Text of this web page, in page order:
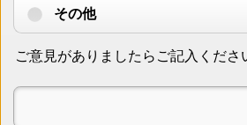
その他
ご意見がありましたらご記入くださ